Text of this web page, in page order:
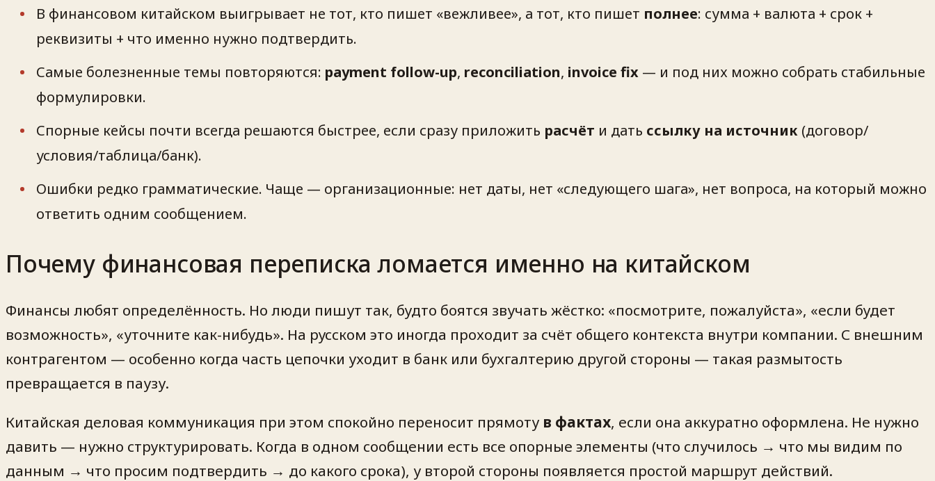
В финансовом китайском выигрывает не тот, кто пишет «вежливее», а тот, кто пишет полнее: сумма + валюта + срок +
реквизиты + что именно нужно подтвердить.
Самые болезненные темы повторяются: payment follow-up, reconciliation, invoice fix — и под них можно собрать стабильные
формулировки.
Спорные кейсы почти всегда решаются быстрее, если сразу приложить расчёт и дать ссылку на источник (договор/
условия/таблица/банк).
Ошибки редко грамматические. Чаще — организационные: нет даты, нет «следующего шага», нет вопроса, на который можно
ответить одним сообщением.
Почему финансовая переписка ломается именно на китайском
Финансы любят определённость. Но люди пишут так, будто боятся звучать жёстко: «посмотрите, пожалуйста», «если будет
возможность», «уточните как-нибудь». На русском это иногда проходит за счёт общего контекста внутри компании. С внешним
контрагентом — особенно когда часть цепочки уходит в банк или бухгалтерию другой стороны — такая размытость
превращается в паузу.
Китайская деловая коммуникация при этом спокойно переносит прямоту в фактах, если она аккуратно оформлена. Не нужно
давить — нужно структурировать. Когда в одном сообщении есть все опорные элементы (что случилось → что мы видим по
данным → что просим подтвердить → до какого срока), у второй стороны появляется простой маршрут действий.